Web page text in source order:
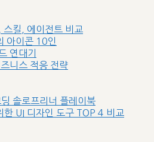
킬, 에이전트 비교
아이콘 10인
연대기
니스 적응 전략
솔로프리너 플레이북
한 UI 디자인 도구 TOP 4 비교